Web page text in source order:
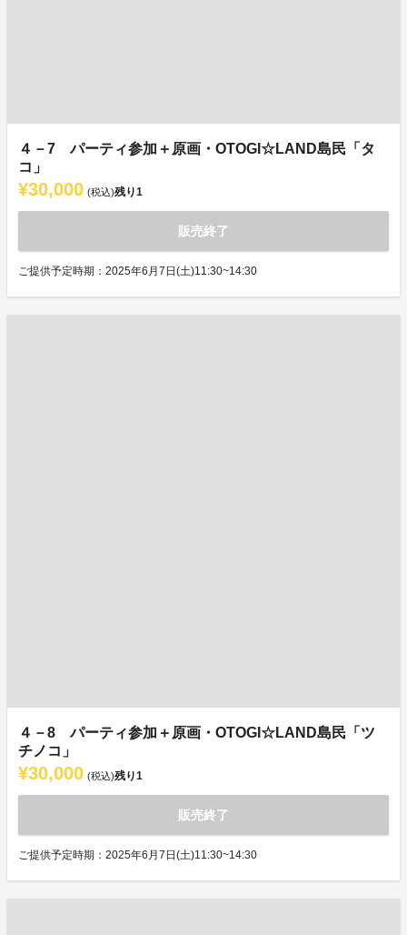
４－7 パーティ参加＋原画・OTOGI☆LAND島民「タ
コ」
¥30,000 (税込)残り1
販売終了
ご提供予定時期：2025年6月7日(土)11:30~14:30
４－8 パーティ参加＋原画・OTOGI☆LAND島民「ツ
チノコ」
¥30,000 (税込)残り1
販売終了
ご提供予定時期：2025年6月7日(土)11:30~14:30